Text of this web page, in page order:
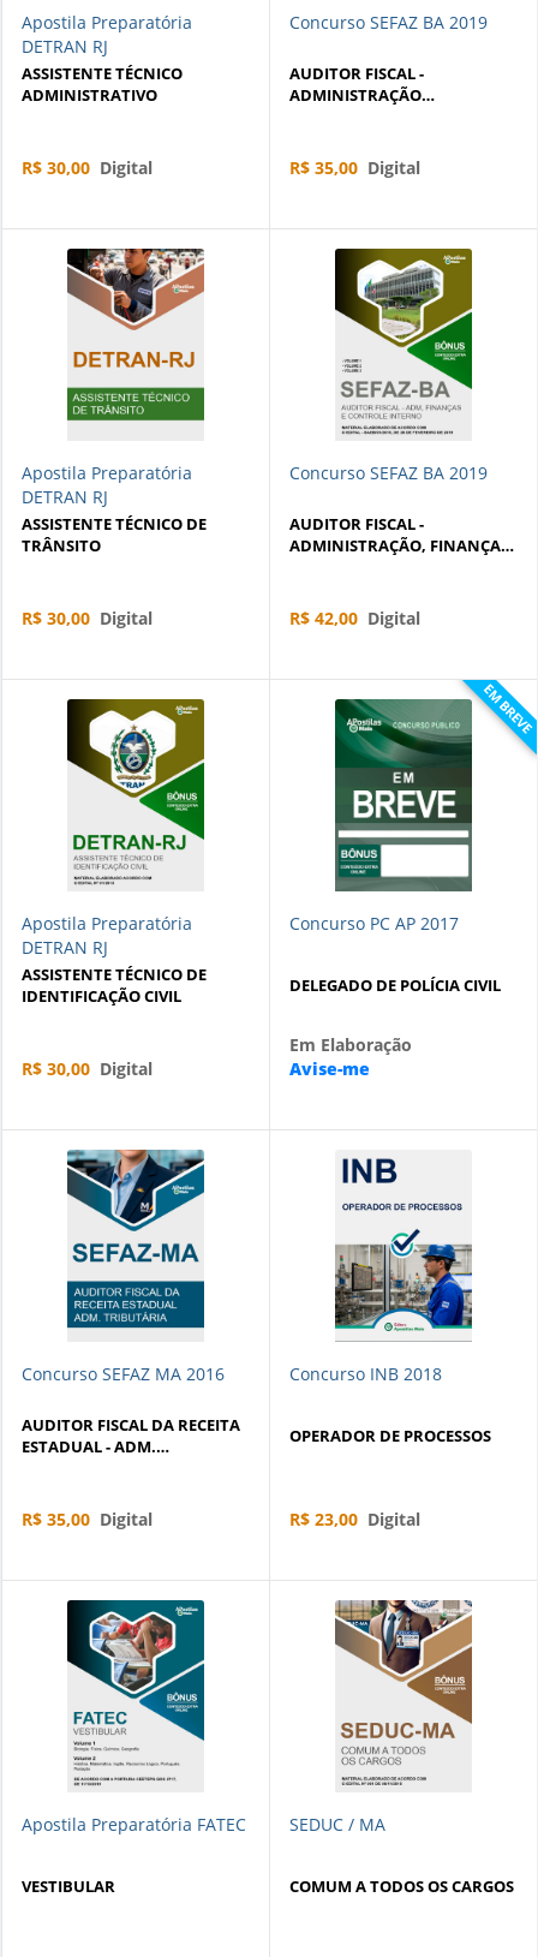
Apostila Preparatória
DETRAN RJ
ASSISTENTE TÉCNICO
ADMINISTRATIVO
R$ 30,00 Digital
Concurso SEFAZ BA 2019
AUDITOR FISCAL -
ADMINISTRAÇÃO
R$ 35,00 Digital
Apostila Preparatória
DETRAN RJ
ASSISTENTE TÉCNICO DE
TRÂNSITO
R$ 30,00 Digital
Concurso SEFAZ BA 2019
AUDITOR FISCAL -
ADMINISTRAÇÃO, FINANÇAS
R$ 42,00 Digital
Apostila Preparatória
DETRAN RJ
ASSISTENTE TÉCNICO DE
IDENTIFICAÇÃO CIVIL
R$ 30,00 Digital
EM BREVE
Concurso PC AP 2017
DELEGADO DE POLÍCIA CIVIL
Em Elaboração
Avise-me
Concurso SEFAZ MA 2016
AUDITOR FISCAL DA RECEITA
ESTADUAL - ADM.
R$ 35,00 Digital
Concurso INB 2018
OPERADOR DE PROCESSOS
R$ 23,00 Digital
Apostila Preparatória FATEC
VESTIBULAR
SEDUC / MA
COMUM A TODOS OS CARGOS